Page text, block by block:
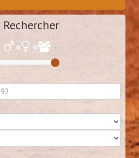
Rechercher